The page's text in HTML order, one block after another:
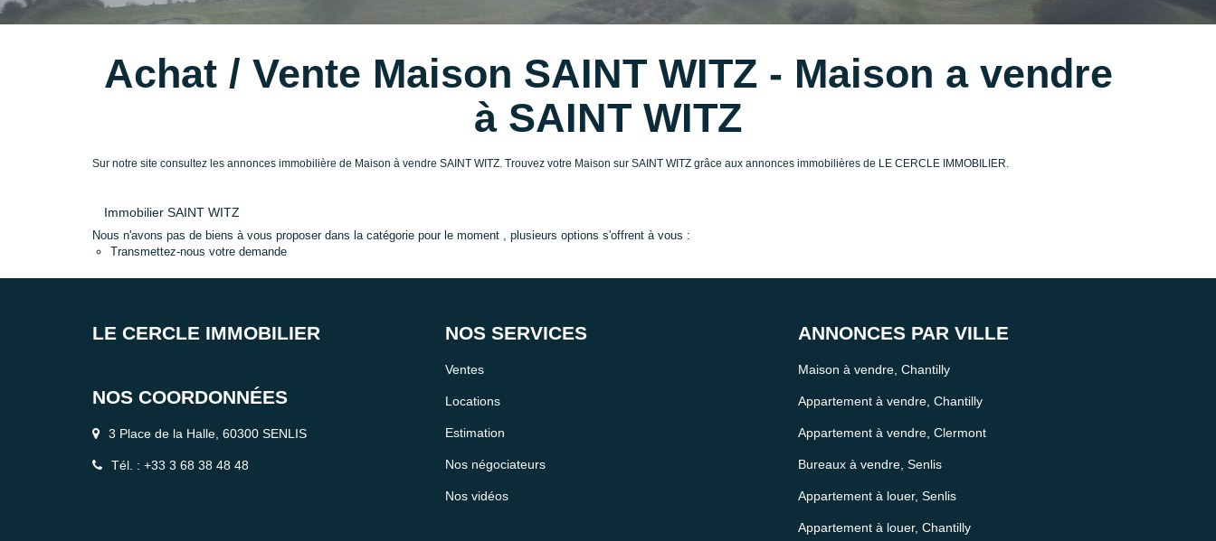
Achat / Vente Maison SAINT WITZ - Maison a vendre
à SAINT WITZ
Sur notre site consultez les annonces immobilière de Maison à vendre SAINT WITZ. Trouvez votre Maison sur SAINT WITZ grâce aux annonces immobilières de LE CERCLE IMMOBILIER.
Immobilier SAINT WITZ
Nous n'avons pas de biens à vous proposer dans la catégorie pour le moment , plusieurs options s'offrent à vous :
Transmettez-nous votre demande
LE CERCLE IMMOBILIER
NOS COORDONNÉES
3 Place de la Halle, 60300 SENLIS
Tél. : +33 3 68 38 48 48
NOS SERVICES
Ventes
Locations
Estimation
Nos négociateurs
Nos vidéos
ANNONCES PAR VILLE
Maison à vendre, Chantilly
Appartement à vendre, Chantilly
Appartement à vendre, Clermont
Bureaux à vendre, Senlis
Appartement à louer, Senlis
Appartement à louer, Chantilly